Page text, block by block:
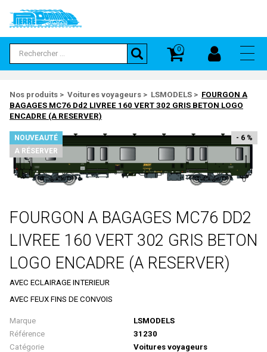
Accessoires
Accessoires Décors
Accessoires Voitures
Artisans
Autos
Autres
Bus
Camions
COFFRETS
DIORAMAS
Engins Agricoles/travaux
A.H.M
ABE
ACCURASCALE
ACCUREADY
ACME
ADP
ADTRUCKS
AIM
AIRFIX
Albedo
ALBERT MODELL
CATÉGORIES
Artisans
MARQUES
BOUTTUEN COLLECTION
BRASSLINE
LEMACO / LEMATEC
MICRO-METAKIT
Autos
Trains
Tous
Autos
Trains
Tous
Autos
Trains
Tous
100 Dernières Modifications
Autos
Trains
Tous
0
Nos produits > Voitures voyageurs > LSMODELS > FOURGON A
BAGAGES MC76 Dd2 LIVREE 160 VERT 302 GRIS BETON LOGO
ENCADRE (A RESERVER)
NOUVEAUTÉ
A RÉSERVER
FOURGON A BAGAGES MC76 DD2
LIVREE 160 VERT 302 GRIS BETON
LOGO ENCADRE (A RESERVER)
AVEC ECLAIRAGE INTERIEUR
AVEC FEUX FINS DE CONVOIS
Marque
LSMODELS
Référence
31230
Catégorie
Voitures voyageurs
- 6 %